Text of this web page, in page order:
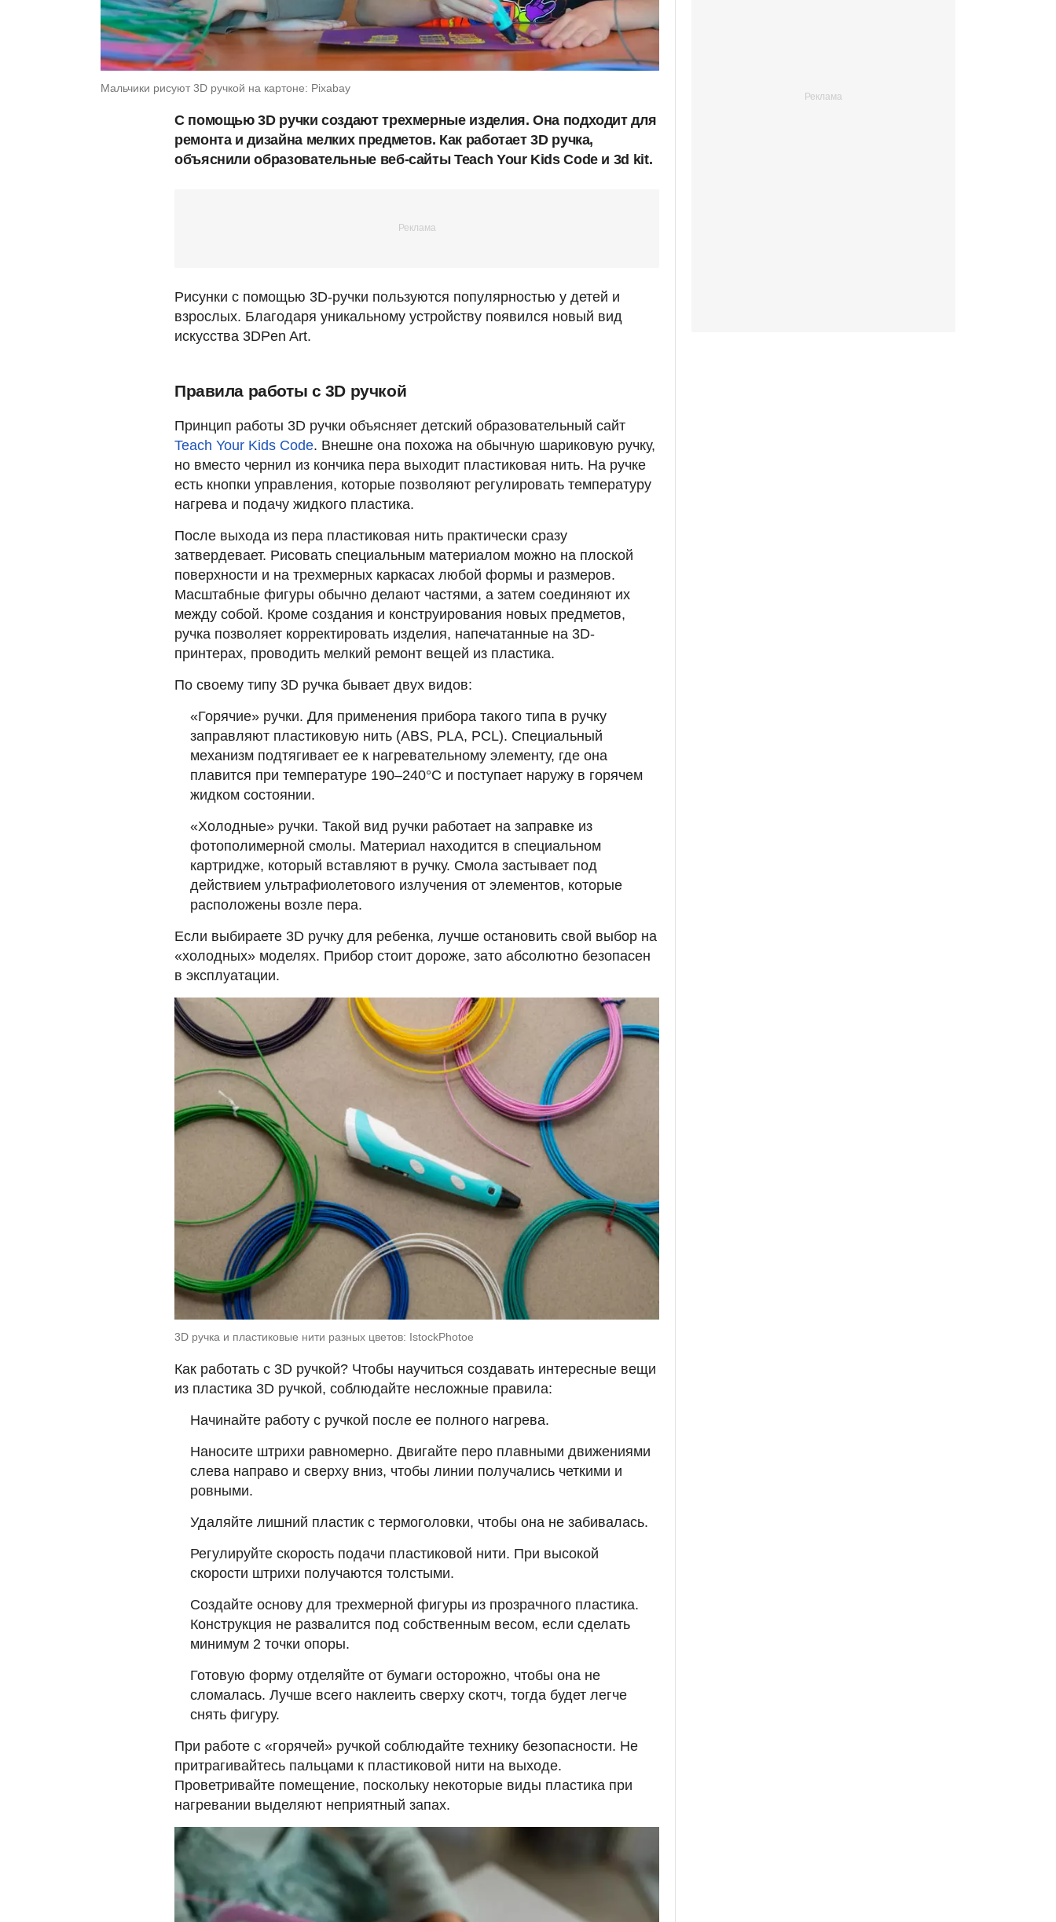
Мальчики рисуют 3D ручкой на картоне: Pixabay
С помощью 3D ручки создают трехмерные изделия. Она подходит для
ремонта и дизайна мелких предметов. Как работает 3D ручка,
объяснили образовательные веб-сайты Teach Your Kids Code и 3d kit.
Рисунки с помощью 3D-ручки пользуются популярностью у детей и
взрослых. Благодаря уникальному устройству появился новый вид
искусства 3DPen Art.
Правила работы с 3D ручкой
Принцип работы 3D ручки объясняет детский образовательный сайт
Teach Your Kids Code. Внешне она похожа на обычную шариковую ручку,
но вместо чернил из кончика пера выходит пластиковая нить. На ручке
есть кнопки управления, которые позволяют регулировать температуру
нагрева и подачу жидкого пластика.
После выхода из пера пластиковая нить практически сразу
затвердевает. Рисовать специальным материалом можно на плоской
поверхности и на трехмерных каркасах любой формы и размеров.
Масштабные фигуры обычно делают частями, а затем соединяют их
между собой. Кроме создания и конструирования новых предметов,
ручка позволяет корректировать изделия, напечатанные на 3D-
принтерах, проводить мелкий ремонт вещей из пластика.
По своему типу 3D ручка бывает двух видов:
«Горячие» ручки. Для применения прибора такого типа в ручку
заправляют пластиковую нить (ABS, PLA, PCL). Специальный
механизм подтягивает ее к нагревательному элементу, где она
плавится при температуре 190–240°С и поступает наружу в горячем
жидком состоянии.
«Холодные» ручки. Такой вид ручки работает на заправке из
фотополимерной смолы. Материал находится в специальном
картридже, который вставляют в ручку. Смола застывает под
действием ультрафиолетового излучения от элементов, которые
расположены возле пера.
Если выбираете 3D ручку для ребенка, лучше остановить свой выбор на
«холодных» моделях. Прибор стоит дороже, зато абсолютно безопасен
в эксплуатации.
3D ручка и пластиковые нити разных цветов: IstockPhotoe
Как работать с 3D ручкой? Чтобы научиться создавать интересные вещи
из пластика 3D ручкой, соблюдайте несложные правила:
Начинайте работу с ручкой после ее полного нагрева.
Наносите штрихи равномерно. Двигайте перо плавными движениями
слева направо и сверху вниз, чтобы линии получались четкими и
ровными.
Удаляйте лишний пластик с термоголовки, чтобы она не забивалась.
Регулируйте скорость подачи пластиковой нити. При высокой
скорости штрихи получаются толстыми.
Создайте основу для трехмерной фигуры из прозрачного пластика.
Конструкция не развалится под собственным весом, если сделать
минимум 2 точки опоры.
Готовую форму отделяйте от бумаги осторожно, чтобы она не
сломалась. Лучше всего наклеить сверху скотч, тогда будет легче
снять фигуру.
При работе с «горячей» ручкой соблюдайте технику безопасности. Не
притрагивайтесь пальцами к пластиковой нити на выходе.
Проветривайте помещение, поскольку некоторые виды пластика при
нагревании выделяют неприятный запах.